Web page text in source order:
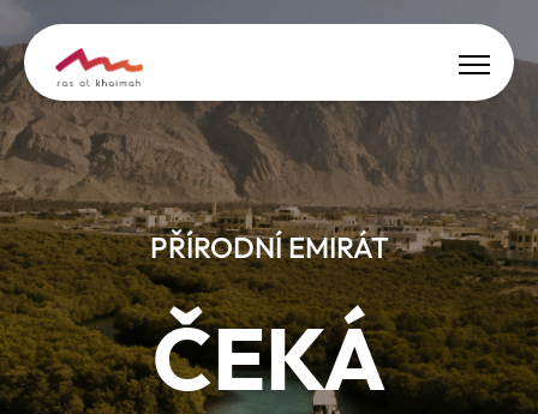
Nabídky
Nechte se inspirovat
Co dělat
Naplánujte si výlet
PŘÍRODNÍ EMIRÁT
ČEKÁ